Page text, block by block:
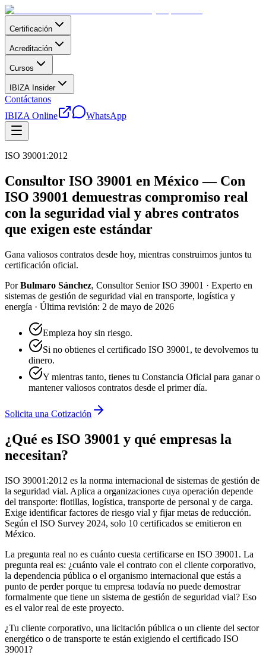
Certificación
Acreditación
Cursos
IBIZA Insider
Contáctanos
IBIZA Online
WhatsApp
ISO 39001:2012
Consultor ISO 39001 en México — Con
ISO 39001 demuestras compromiso real
con la seguridad vial y abres contratos
que exigen este estándar
Gana valiosos contratos desde hoy, mientras construimos juntos tu
certificación oficial.
Por Bulmaro Sánchez, Consultor Senior ISO 39001 · Experto en
sistemas de gestión de seguridad vial en transporte, logística y
energía · Última revisión: 2 de mayo de 2026
Empieza hoy sin riesgo.
Si no obtienes el certificado ISO 39001, te devolvemos tu
dinero.
Y mientras tanto, tienes tu Constancia Oficial para ganar o
mantener valiosos contratos desde el primer día.
Solicita una Cotización
¿Qué es ISO 39001 y qué empresas la
necesitan?
ISO 39001:2012 es la norma internacional de sistemas de gestión de
la seguridad vial. Aplica a organizaciones cuya operación depende
del transporte: flotillas, logística, transporte de personal y de carga.
Exige identificar factores de riesgo vial y fijar metas de reducción.
Según el ISO Survey 2024, solo 10 certificados se emitieron en
México.
La pregunta real no es cuánto cuesta certificarse en ISO 39001. La
pregunta real es: ¿cuánto vale el contrato con el cliente corporativo,
la dependencia pública o el organismo internacional que estás a
punto de perder porque tu empresa todavía no puede demostrar
formalmente que tiene un sistema de gestión de seguridad vial? Eso
es el valor real de este proyecto.
¿Tu cliente corporativo, una licitación pública o un cliente del sector
energético o de transporte te están exigiendo el certificado ISO
39001?